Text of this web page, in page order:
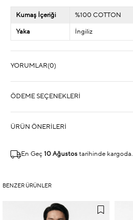
Kumaş İçeriği %100 COTTON
Yaka İngiliz
YORUMLAR(0)
ÖDEME SEÇENEKLERI
ÜRÜN ÖNERILERI
En Geç 10 Ağustos tarihinde kargoda.
BENZER ÜRÜNLER